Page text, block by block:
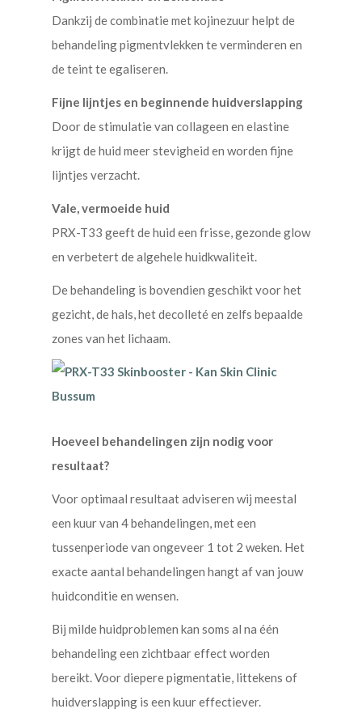
Dankzij de combinatie met kojinezuur helpt de
behandeling pigmentvlekken te verminderen en
de teint te egaliseren.
Fijne lijntjes en beginnende huidverslapping
Door de stimulatie van collageen en elastine
krijgt de huid meer stevigheid en worden fijne
lijntjes verzacht.
Vale, vermoeide huid
PRX-T33 geeft de huid een frisse, gezonde glow
en verbetert de algehele huidkwaliteit.
De behandeling is bovendien geschikt voor het
gezicht, de hals, het decolleté en zelfs bepaalde
zones van het lichaam.
Hoeveel behandelingen zijn nodig voor
resultaat?
Voor optimaal resultaat adviseren wij meestal
een kuur van 4 behandelingen, met een
tussenperiode van ongeveer 1 tot 2 weken. Het
exacte aantal behandelingen hangt af van jouw
huidconditie en wensen.
Bij milde huidproblemen kan soms al na één
behandeling een zichtbaar effect worden
bereikt. Voor diepere pigmentatie, littekens of
huidverslapping is een kuur effectiever.